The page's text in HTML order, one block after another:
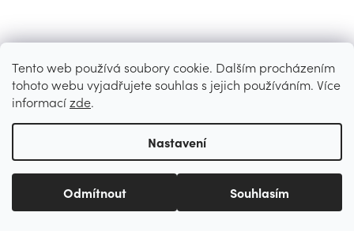
Tento web používá soubory cookie. Dalším procházením
tohoto webu vyjadřujete souhlas s jejich používáním. Více
informacízde.
Nastavení
Odmítnout Souhlasím